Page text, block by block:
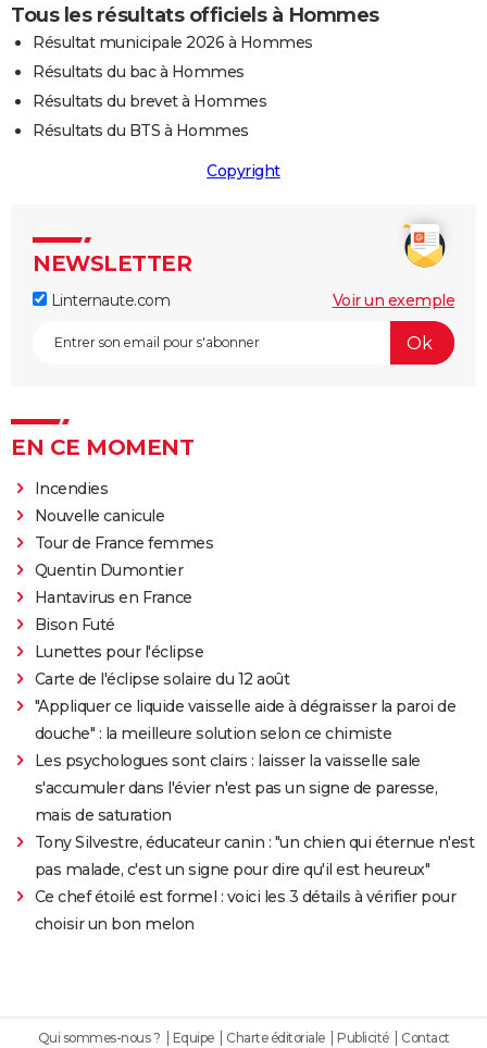
Tous les résultats officiels à Hommes
Résultat municipale 2026 à Hommes
Résultats du bac à Hommes
Résultats du brevet à Hommes
Résultats du BTS à Hommes
Copyright
NEWSLETTER
Linternaute.com Voir un exemple
EN CE MOMENT
Incendies
Nouvelle canicule
Tour de France femmes
Quentin Dumontier
Hantavirus en France
Bison Futé
Lunettes pour l'éclipse
Carte de l'éclipse solaire du 12 août
"Appliquer ce liquide vaisselle aide à dégraisser la paroi de
douche" : la meilleure solution selon ce chimiste
Les psychologues sont clairs : laisser la vaisselle sale
s'accumuler dans l'évier n'est pas un signe de paresse,
mais de saturation
Tony Silvestre, éducateur canin : "un chien qui éternue n'est
pas malade, c'est un signe pour dire qu'il est heureux"
Ce chef étoilé est formel : voici les 3 détails à vérifier pour
choisir un bon melon
Qui sommes-nous ? Equipe Charte éditoriale Publicité Contact